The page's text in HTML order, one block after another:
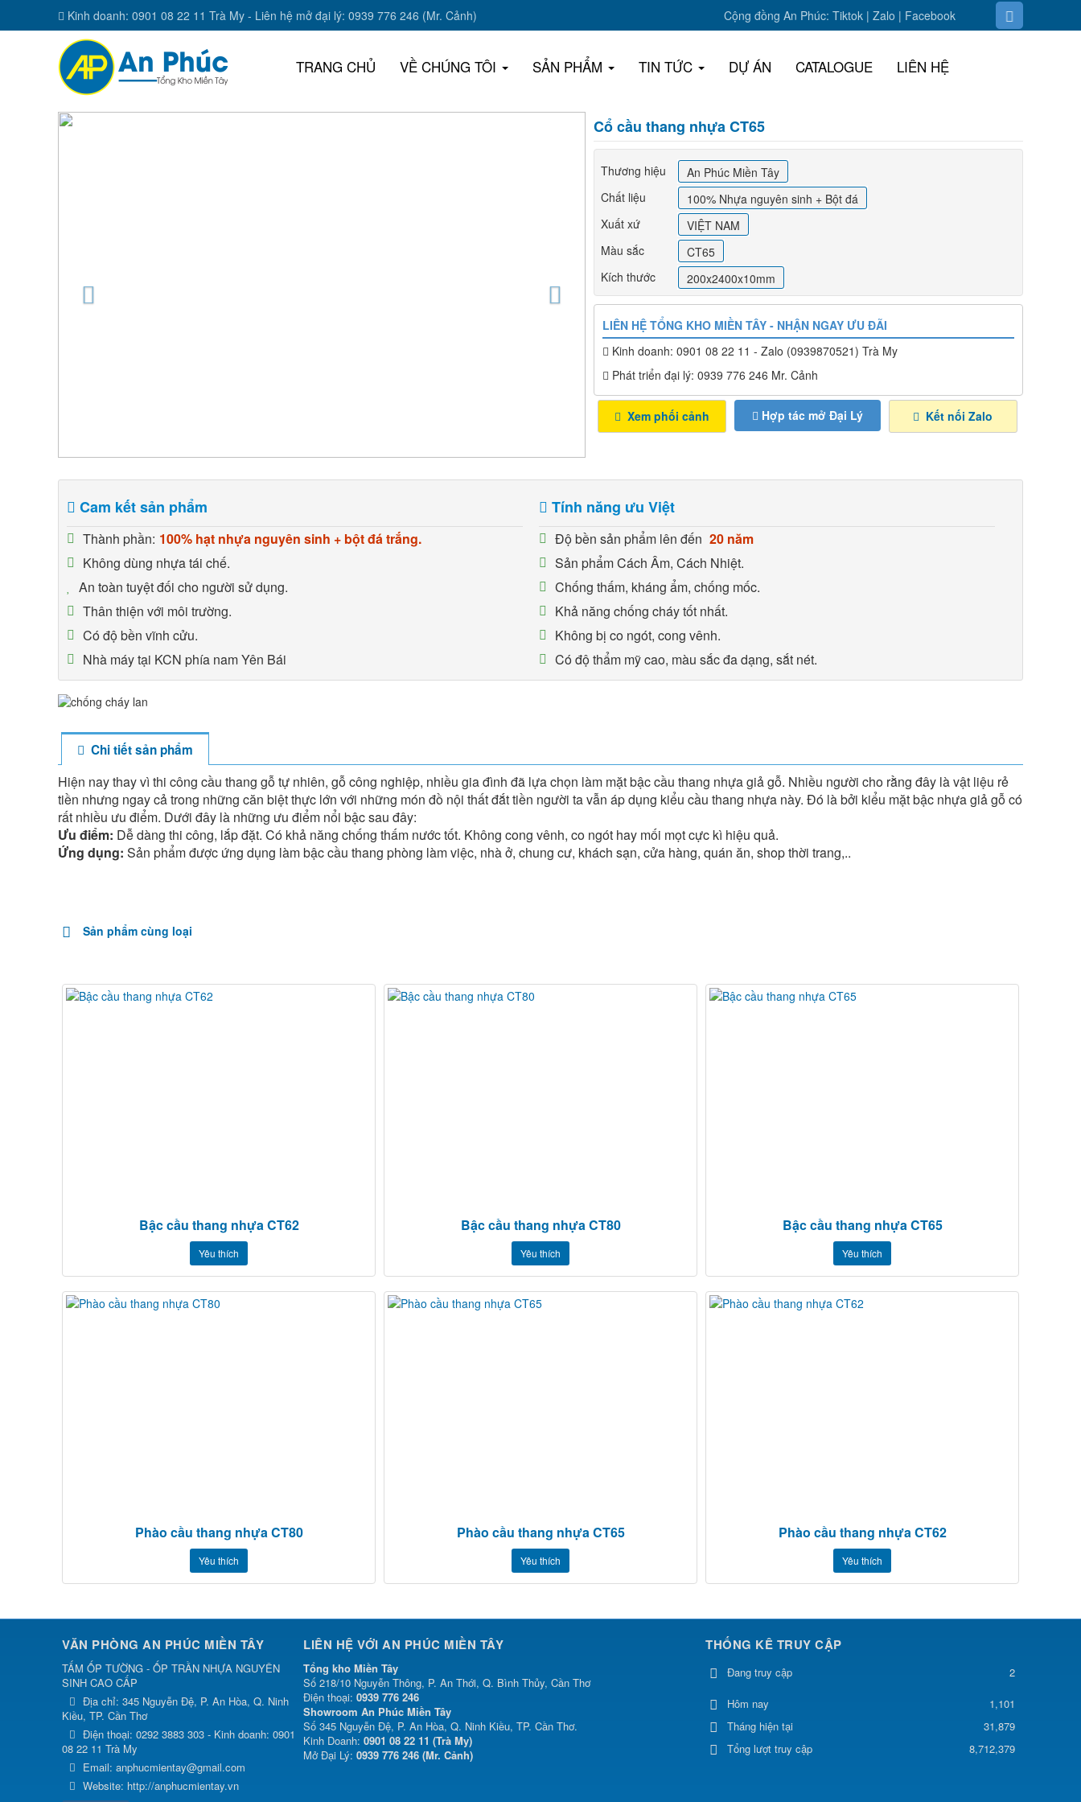
Kinh doanh: 0901 08 22 11 Trà My - Liên hệ mở đại lý: 0939 776 246 (Mr. Cảnh) Cộng đồng An Phúc: Tiktok | Zalo | Facebook
TRANG CHỦ VỀ CHÚNG TÔI SẢN PHẨM TIN TỨC DỰ ÁN CATALOGUE LIÊN HỆ
Cổ cầu thang nhựa CT65
Thương hiệu
An Phúc Miền Tây
Chất liệu
100% Nhựa nguyên sinh + Bột đá
Xuất xứ
VIỆT NAM
Màu sắc
CT65
Kích thước
200x2400x10mm
LIÊN HỆ TỔNG KHO MIỀN TÂY - NHẬN NGAY ƯU ĐÃI
Kinh doanh: 0901 08 22 11 - Zalo (0939870521) Trà My
Phát triển đại lý: 0939 776 246 Mr. Cảnh
Xem phối cảnh Hợp tác mở Đại Lý Kết nối Zalo
Cam kết sản phẩm
Thành phần: 100% hạt nhựa nguyên sinh + bột đá trắng.
Không dùng nhựa tái chế.
An toàn tuyệt đối cho người sử dụng.
Thân thiện với môi trường.
Có độ bền vĩnh cửu.
Nhà máy tại KCN phía nam Yên Bái
Tính năng ưu Việt
Độ bền sản phẩm lên đến 20 năm
Sản phẩm Cách Âm, Cách Nhiệt.
Chống thấm, kháng ẩm, chống mốc.
Khả năng chống cháy tốt nhất.
Không bị co ngót, cong vênh.
Có độ thẩm mỹ cao, màu sắc đa dạng, sắt nét.
Chi tiết sản phẩm
Hiện nay thay vì thi công cầu thang gỗ tự nhiên, gỗ công nghiệp, nhiều gia đình đã lựa chọn làm mặt bậc cầu thang nhựa giả gỗ. Nhiều người cho rằng đây là vật liệu rẻ
tiền nhưng ngay cả trong những căn biệt thực lớn với những món đồ nội thất đắt tiền người ta vẫn áp dụng kiểu cầu thang nhựa này. Đó là bởi kiểu mặt bậc nhựa giả gỗ có
rất nhiều ưu điểm. Dưới đây là những ưu điểm nổi bậc sau đây:
Ưu điểm: Dễ dàng thi công, lắp đặt. Có khả năng chống thấm nước tốt. Không cong vênh, co ngót hay mối mọt cực kì hiệu quả.
Ứng dụng: Sản phẩm được ứng dụng làm bậc cầu thang phòng làm việc, nhà ở, chung cư, khách sạn, cửa hàng, quán ăn, shop thời trang,..
Sản phẩm cùng loại
Bậc cầu thang nhựa CT62
Yêu thích
Bậc cầu thang nhựa CT80
Yêu thích
Bậc cầu thang nhựa CT65
Yêu thích
Phào cầu thang nhựa CT80
Yêu thích
Phào cầu thang nhựa CT65
Yêu thích
Phào cầu thang nhựa CT62
Yêu thích
VĂN PHÒNG AN PHÚC MIỀN TÂY
TẤM ỐP TƯỜNG - ỐP TRẦN NHỰA NGUYÊN
SINH CAO CẤP
Địa chỉ: 345 Nguyễn Đệ, P. An Hòa, Q. Ninh
Kiều, TP. Cần Thơ
Điện thoại: 0292 3883 303 - Kinh doanh: 0901
08 22 11 Trà My
Email: anphucmientay@gmail.com
Website: http://anphucmientay.vn
LIÊN HỆ VỚI AN PHÚC MIỀN TÂY
Tổng kho Miền Tây
Số 218/10 Nguyễn Thông, P. An Thới, Q. Bình Thủy, Cần Thơ
Điện thoại: 0939 776 246
Showroom An Phúc Miền Tây
Số 345 Nguyễn Đệ, P. An Hòa, Q. Ninh Kiều, TP. Cần Thơ.
Kinh Doanh: 0901 08 22 11 (Trà My)
Mở Đại Lý: 0939 776 246 (Mr. Cảnh)
THỐNG KÊ TRUY CẬP
Đang truy cập 2
Hôm nay
1,101
Tháng hiện tại
31,879
Tổng lượt truy cập
8,712,379